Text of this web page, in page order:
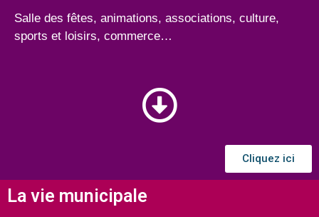
Salle des fêtes, animations, associations, culture,
sports et loisirs, commerce…
Cliquez ici
La vie municipale